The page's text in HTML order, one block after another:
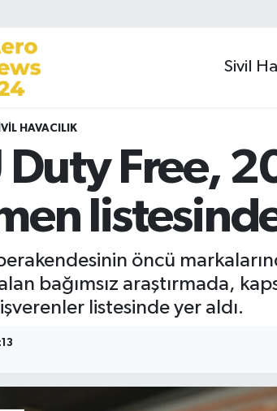
Sivil
HAVACILIK
Duty Free,
öncü
bağımsız araştırmada,
listesinde yer aldı.